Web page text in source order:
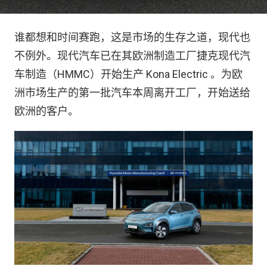
谁都想和时间赛跑，这是市场的生存之道，现代也
不例外。现代汽车已在其欧洲制造工厂捷克现代汽
车制造（HMMC）开始生产 Kona Electric 。为欧
洲市场生产的第一批汽车本周离开工厂，开始送给
欧洲的客户。